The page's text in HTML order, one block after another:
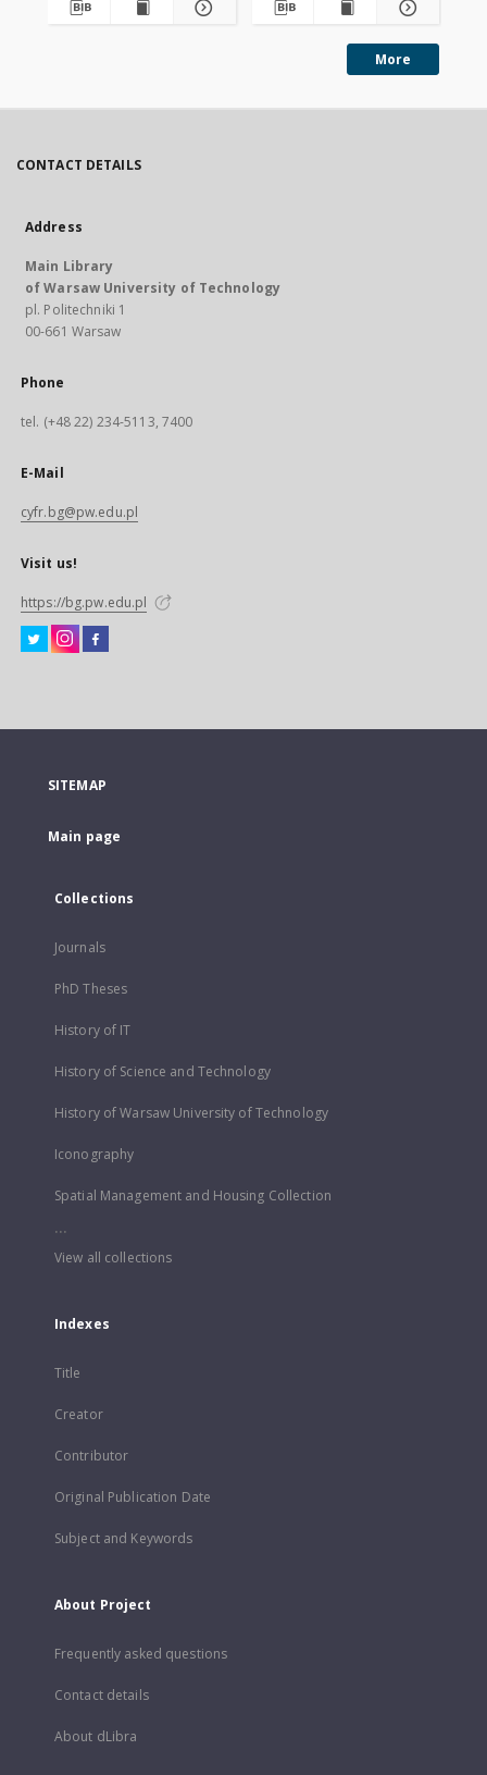
More
CONTACT DETAILS
Address
Main Library
of Warsaw University of Technology
pl. Politechniki 1
00-661 Warsaw
Phone
tel. (+48 22) 234-5113, 7400
E-Mail
cyfr.bg@pw.edu.pl
Visit us!
https://bg.pw.edu.pl
SITEMAP
Main page
Collections
Journals
PhD Theses
History of IT
History of Science and Technology
History of Warsaw University of Technology
Iconography
Spatial Management and Housing Collection
...
View all collections
Indexes
Title
Creator
Contributor
Original Publication Date
Subject and Keywords
About Project
Frequently asked questions
Contact details
About dLibra